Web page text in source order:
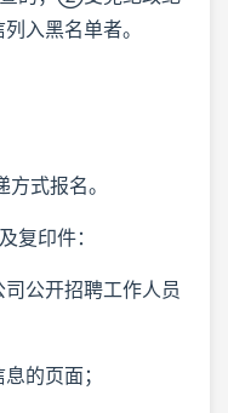
入黑名单者。
式报名。
复印件：
公开招聘工作人员
的页面；